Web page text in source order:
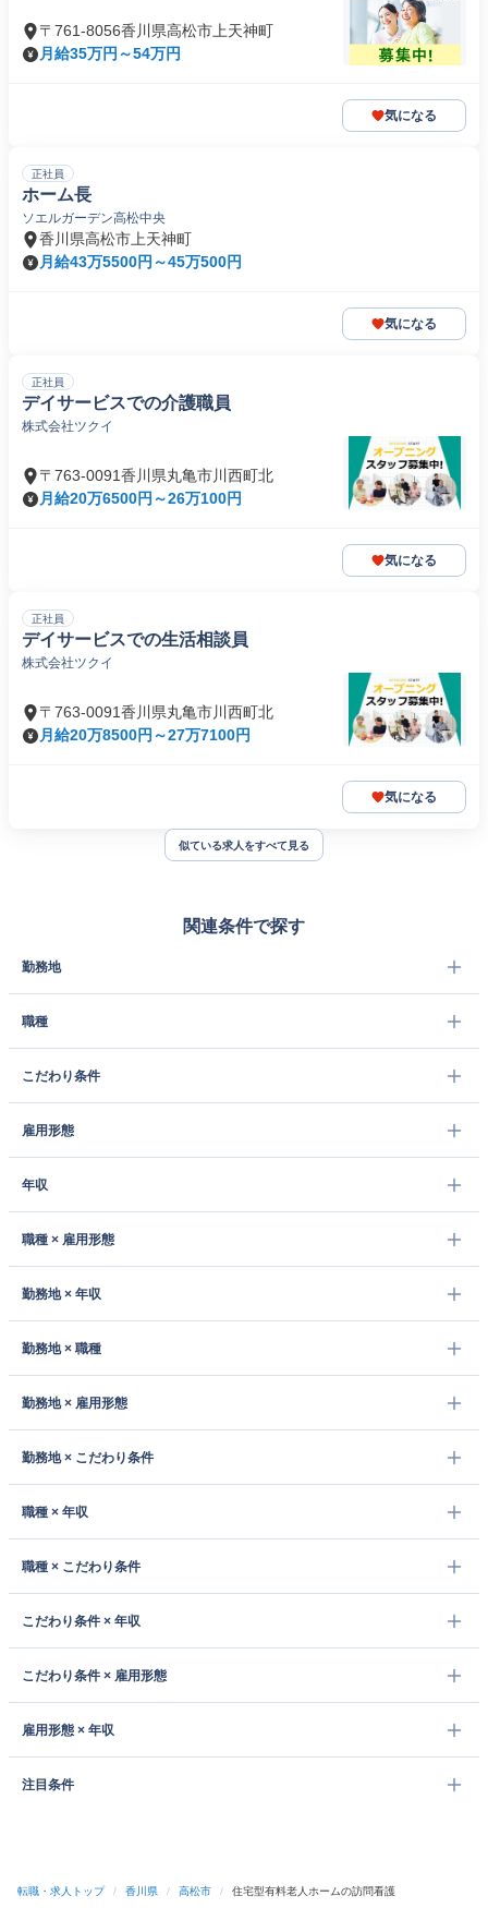
〒761-8056香川県高松市上天神町
月給35万円～54万円
気になる
正社員
ホーム長
ソエルガーデン高松中央
香川県高松市上天神町
月給43万5500円～45万500円
気になる
正社員
デイサービスでの介護職員
株式会社ツクイ
〒763-0091香川県丸亀市川西町北
月給20万6500円～26万100円
気になる
正社員
デイサービスでの生活相談員
株式会社ツクイ
〒763-0091香川県丸亀市川西町北
月給20万8500円～27万7100円
気になる
似ている求人をすべて見る
関連条件で探す
勤務地
職種
こだわり条件
雇用形態
年収
職種 × 雇用形態
勤務地 × 年収
勤務地 × 職種
勤務地 × 雇用形態
勤務地 × こだわり条件
職種 × 年収
職種 × こだわり条件
こだわり条件 × 年収
こだわり条件 × 雇用形態
雇用形態 × 年収
注目条件
転職・求人トップ / 香川県 / 高松市 / 住宅型有料老人ホームの訪問看護